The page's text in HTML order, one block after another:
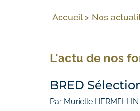
Accueil> Nos
L'actu de nos
BRED
Par Murielle HERMELLIN